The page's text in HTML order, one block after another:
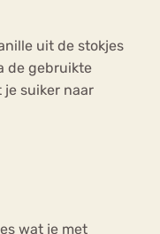
uit de stokjes
de gebruikte
je suiker naar
wat je met